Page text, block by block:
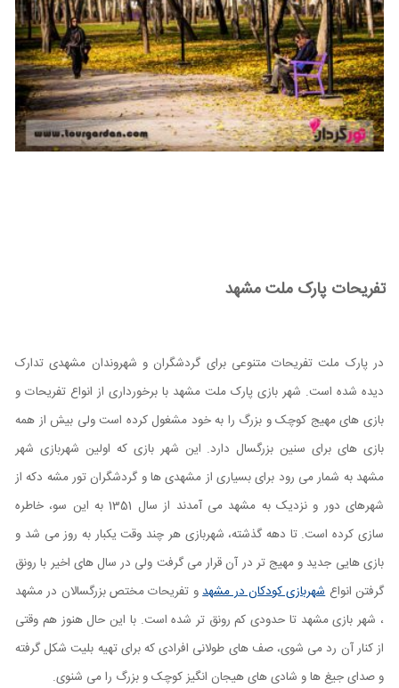
تفریحات پارک ملت مشهد
در پارک ملت تفریحات متنوعی برای گردشگران و شهروندان مشهدی تدارک
دیده شده است. شهر بازی پارک ملت مشهد با برخورداری از انواع تفریحات و
بازی های مهیج کوچک و بزرگ را به خود مشغول کرده است ولی بیش از همه
بازی های برای سنین بزرگسال دارد. این شهر بازی که اولین شهربازی شهر
مشهد به شمار می رود برای بسیاری از مشهدی ها و گردشگران تور مشه دکه از
شهرهای دور و نزدیک به مشهد می آمدند از سال 1351 به این سو، خاطره
سازی کرده است. تا دهه گذشته، شهربازی هر چند وقت یکبار به روز می شد و
بازی هایی جدید و مهیج تر در آن قرار می گرفت ولی در سال های اخیر با رونق
گرفتن انواعشهربازی کودکان در مشهدو تفریحات مختص بزرگسالان در مشهد
، شهر بازی مشهد تا حدودی کم رونق تر شده است. با این حال هنوز هم وقتی
از کنار آن رد می شوی، صف های طولانی افرادی که برای تهیه بلیت شکل گرفته
و صدای جیغ ها و شادی های هیجان انگیز کوچک و بزرگ را می شنوی.